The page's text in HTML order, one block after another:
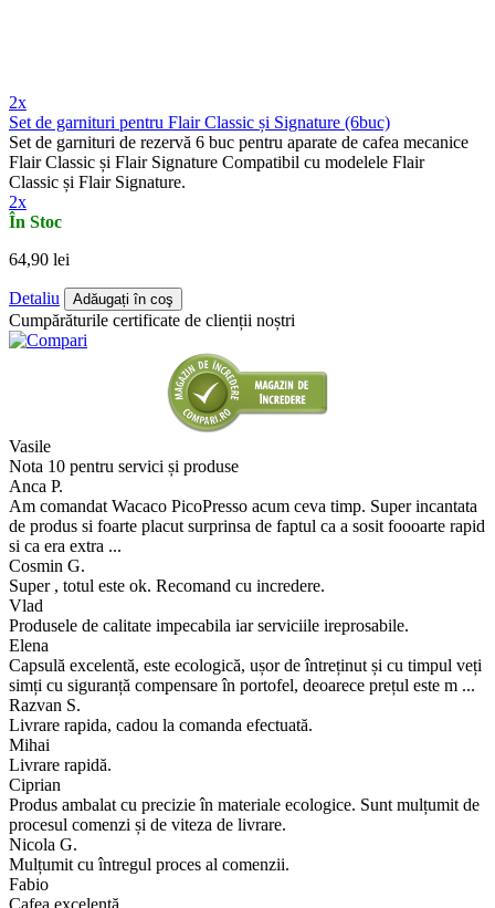
2x
Set de garnituri pentru Flair Classic și Signature (6buc)
Set de garnituri de rezervă 6 buc pentru aparate de cafea mecanice
Flair Classic și Flair Signature Compatibil cu modelele Flair
Classic și Flair Signature.
2x
În Stoc
64,90 lei
Detaliu Adăugați în coş
Cumpărăturile certificate de clienții noștri
Vasile
Nota 10 pentru servici și produse
Anca P.
Am comandat Wacaco PicoPresso acum ceva timp. Super incantata
de produs si foarte placut surprinsa de faptul ca a sosit foooarte rapid
si ca era extra ...
Cosmin G.
Super , totul este ok. Recomand cu incredere.
Vlad
Produsele de calitate impecabila iar serviciile ireprosabile.
Elena
Capsulă excelentă, este ecologică, ușor de întreținut și cu timpul veți
simți cu siguranță compensare în portofel, deoarece prețul este m ...
Razvan S.
Livrare rapida, cadou la comanda efectuată.
Mihai
Livrare rapidă.
Ciprian
Produs ambalat cu precizie în materiale ecologice. Sunt mulțumit de
procesul comenzi și de viteza de livrare.
Nicola G.
Mulțumit cu întregul proces al comenzii.
Fabio